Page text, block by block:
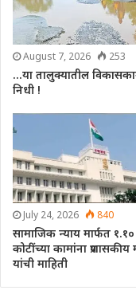
August 7, 2026 253
…या तालुक्यातील
निधी !
July 24, 2026 840
सामाजिक न्याय मार्फत १.१०
कोटींच्या कामांना
यांची माहिती